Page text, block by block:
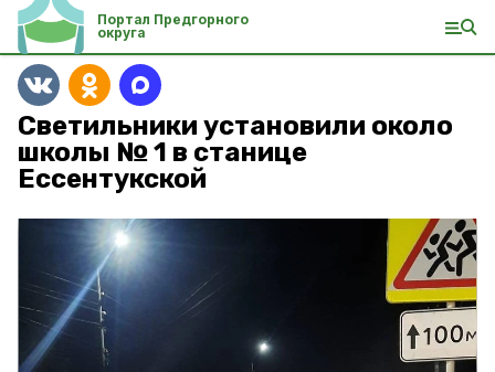
Портал Предгорного
округа
Светильники установили около
школы № 1 в станице
Ессентукской